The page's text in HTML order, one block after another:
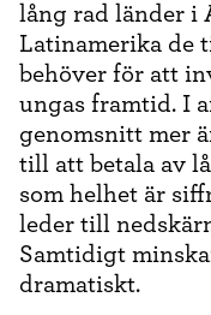
lång rad länder i
Latinamerika de
behöver för att
ungas framtid. I
genomsnitt mer
till att betala av
som helhet är
leder till
Samtidigt
dramatiskt.